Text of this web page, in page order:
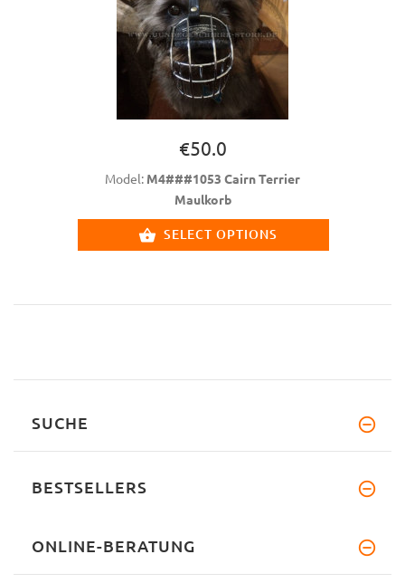
€50.0
Model: M4###1053 Cairn Terrier
Maulkorb
SELECT OPTIONS
SUCHE
BESTSELLERS
ONLINE-BERATUNG